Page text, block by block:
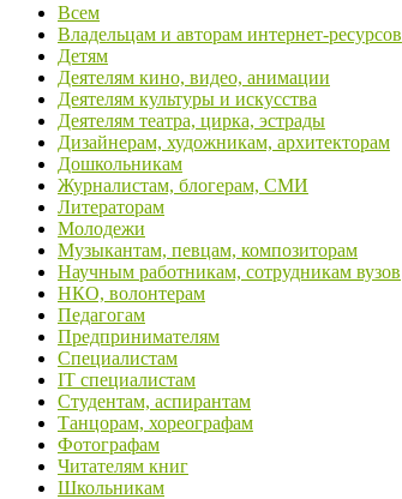
Всем
Владельцам и авторам интернет-ресурсов
Детям
Деятелям кино, видео, анимации
Деятелям культуры и искусства
Деятелям театра, цирка, эстрады
Дизайнерам, художникам, архитекторам
Дошкольникам
Журналистам, блогерам, СМИ
Литераторам
Молодежи
Музыкантам, певцам, композиторам
Научным работникам, сотрудникам вузов
НКО, волонтерам
Педагогам
Предпринимателям
Специалистам
IT специалистам
Студентам, аспирантам
Танцорам, хореографам
Фотографам
Читателям книг
Школьникам